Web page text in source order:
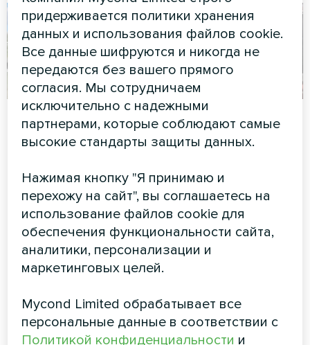
Производственная
установка с
модульным
тепловым насосом
Mycond STANDARD
MCU
Модульный тепловой насос
MyCond STANDARD MCU
обеспечивает надежный
сложных условий
эксплуатации
Торговый центр
"Площадь Рынок"
серии MCU
придерживается политики хранения
данных и использования файлов cookie.
Все данные шифруются и никогда не
передаются без вашего прямого
согласия. Мы сотрудничаем
исключительно с надежными
партнерами, которые соблюдают самые
высокие стандарты защиты данных.
Нажимая кнопку "Я принимаю и
перехожу на сайт", вы соглашаетесь на
использование файлов cookie для
обеспечения функциональности сайта,
аналитики, персонализации и
маркетинговых целей.
Mycond Limited обрабатывает все
персональные данные в соответствии с
Политикой конфиденциальности и